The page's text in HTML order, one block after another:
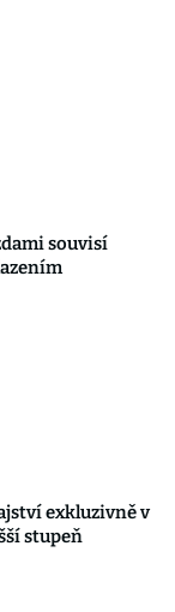
souvisí
exkluzivně v
stupeň